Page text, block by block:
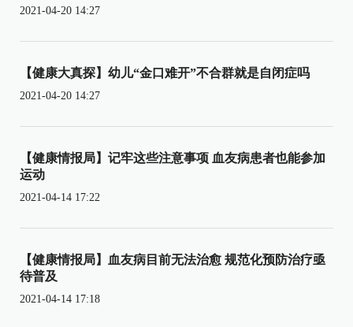
2021-04-20 14:27
【健康大真探】幼儿“金口难开”不合群就是自闭症吗
2021-04-20 14:27
【健康情报局】记牢这些注意事项 血友病患者也能参加
运动
2021-04-14 17:22
【健康情报局】血友病目前无法治愈 规范化预防治疗亟
待普及
2021-04-14 17:18